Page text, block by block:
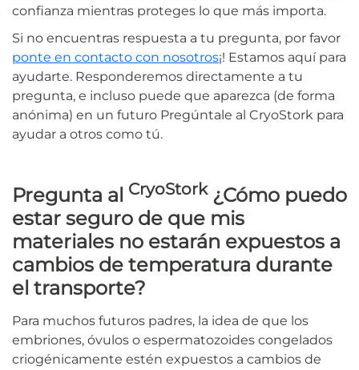
confianza mientras proteges lo que más importa.
Si no encuentras respuesta a tu pregunta, por favor
ponte en contacto con nosotros¡! Estamos aquí para
ayudarte. Responderemos directamente a tu
pregunta, e incluso puede que aparezca (de forma
anónima) en un futuro Pregúntale al CryoStork para
ayudar a otros como tú.
Pregunta al CryoStork¿Cómo puedo
estar seguro de que mis
materiales no estarán expuestos a
cambios de temperatura durante
el transporte?
Para muchos futuros padres, la idea de que los
embriones, óvulos o espermatozoides congelados
criogénicamente estén expuestos a cambios de